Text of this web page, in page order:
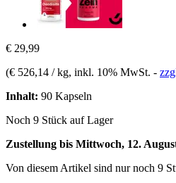
€ 29,99
(€ 526,14 / kg, inkl. 10% MwSt. -
Inhalt: 90 Kapseln
Noch 9 Stück auf Lager
Zustellung bis Mittwoch, 12.
Von diesem Artikel sind nur noch 9